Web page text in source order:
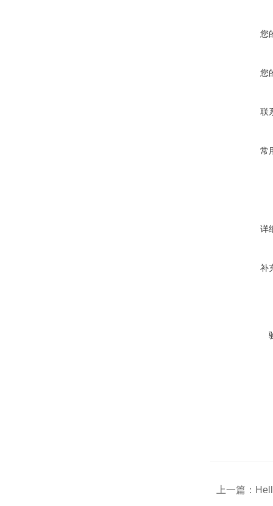
您
您
联
常
详
补
上一篇：